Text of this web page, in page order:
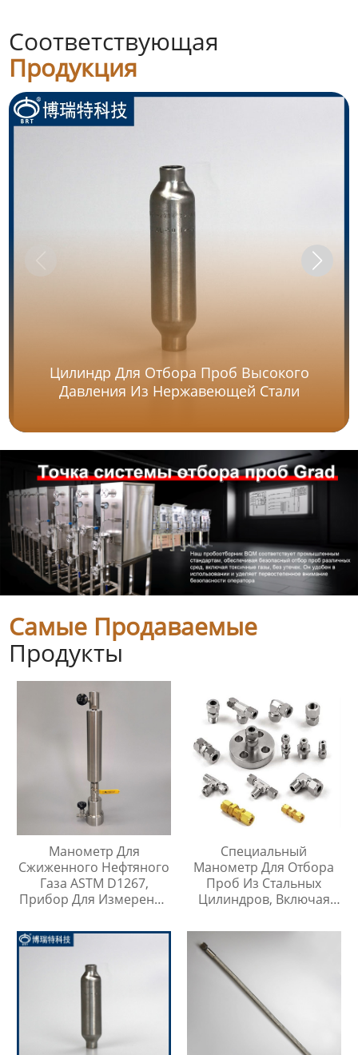
Соответствующая
Продукция
Цилиндр Для Отбора Проб Высокого
Давления Из Нержавеющей Стали
Самые Продаваемые
Продукты
Манометр Для
Сжиженного Нефтяного
Газа ASTM D1267,
Прибор Для Измерения
Специальный
Манометр Для Отбора
Проб Из Стальных
Цилиндров, Включая
Нержавеющей Стали